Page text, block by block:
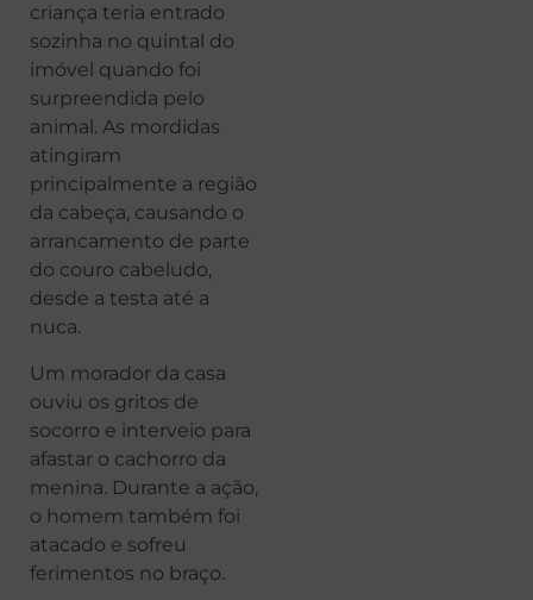
criança teria entrado
sozinha no quintal do
imóvel quando foi
surpreendida pelo
animal. As mordidas
atingiram
principalmente a região
da cabeça, causando o
arrancamento de parte
do couro cabeludo,
desde a testa até a
nuca.
Um morador da casa
ouviu os gritos de
socorro e interveio para
afastar o cachorro da
menina. Durante a ação,
o homem também foi
atacado e sofreu
ferimentos no braço.